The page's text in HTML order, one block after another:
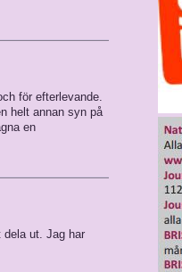
för efterlevande.
helt annan syn på
en
ut. Jag har